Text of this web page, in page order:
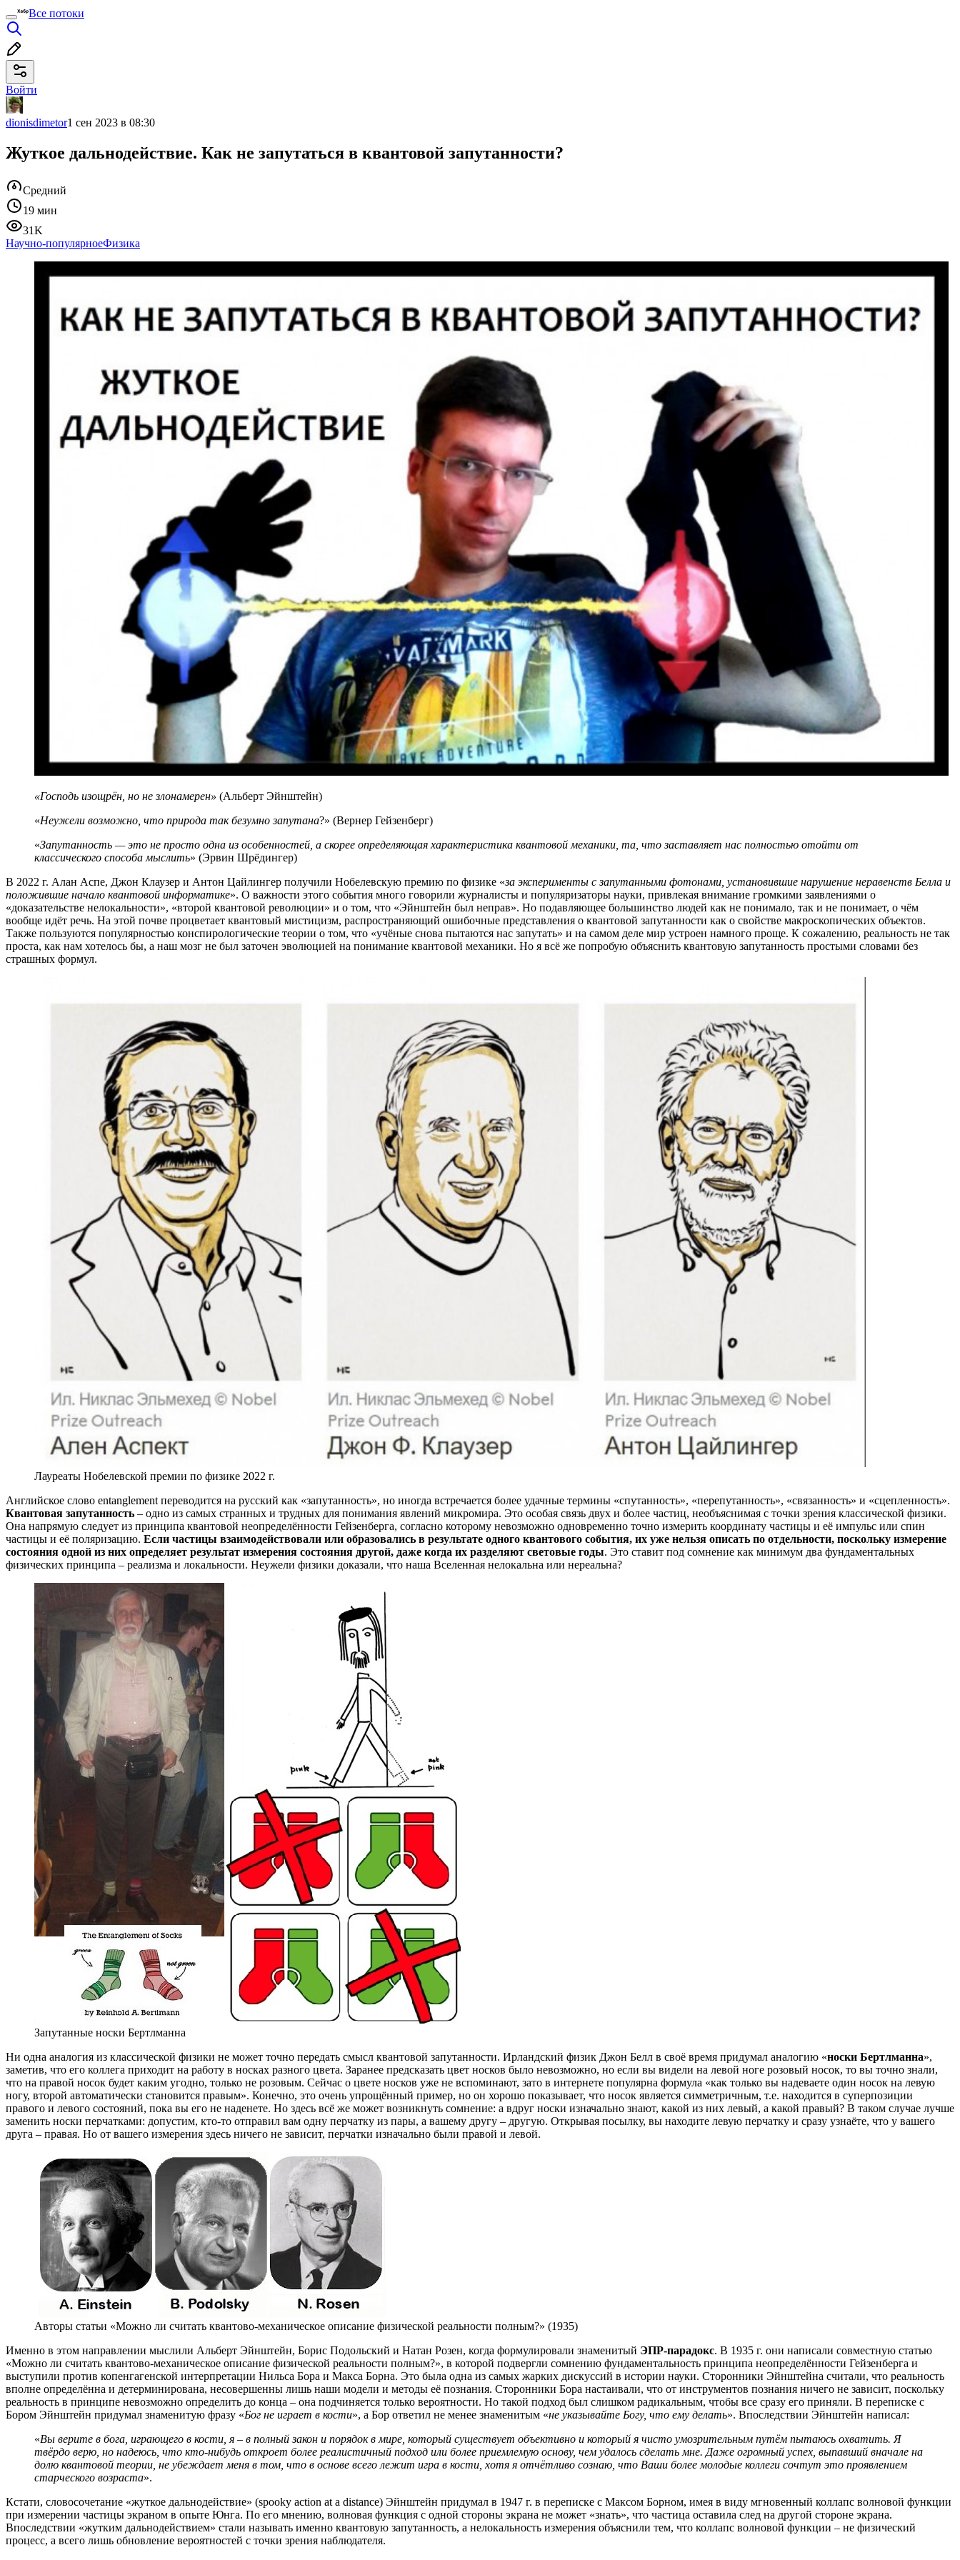
Все потоки
Войти
dionisdimetor1 сен 2023 в 08:30
Жуткое дальнодействие. Как не запутаться в квантовой запутанности?
Средний
19 мин
31K
Научно-популярноеФизика
«Господь изощрён, но не злонамерен» (Альберт Эйнштейн)
«Неужели возможно, что природа так безумно запутана?» (Вернер Гейзенберг)
«Запутанность — это не просто одна из особенностей, а скорее определяющая характеристика квантовой механики, та, что заставляет нас полностью отойти от
классического способа мыслить» (Эрвин Шрёдингер)
В 2022 г. Алан Аспе, Джон Клаузер и Антон Цайлингер получили Нобелевскую премию по физике «за эксперименты с запутанными фотонами, установившие нарушение неравенств Белла и
положившие начало квантовой информатике». О важности этого события много говорили журналисты и популяризаторы науки, привлекая внимание громкими заявлениями о
«доказательстве нелокальности», «второй квантовой революции» и о том, что «Эйнштейн был неправ». Но подавляющее большинство людей как не понимало, так и не понимает, о чём
вообще идёт речь. На этой почве процветает квантовый мистицизм, распространяющий ошибочные представления о квантовой запутанности как о свойстве макроскопических объектов.
Также пользуются популярностью конспирологические теории о том, что «учёные снова пытаются нас запутать» и на самом деле мир устроен намного проще. К сожалению, реальность не так
проста, как нам хотелось бы, а наш мозг не был заточен эволюцией на понимание квантовой механики. Но я всё же попробую объяснить квантовую запутанность простыми словами без
страшных формул.
Лауреаты Нобелевской премии по физике 2022 г.
Английское слово entanglement переводится на русский как «запутанность», но иногда встречается более удачные термины «спутанность», «перепутанность», «связанность» и «сцепленность».
Квантовая запутанность – одно из самых странных и трудных для понимания явлений микромира. Это особая связь двух и более частиц, необъяснимая с точки зрения классической физики.
Она напрямую следует из принципа квантовой неопределённости Гейзенберга, согласно которому невозможно одновременно точно измерить координату частицы и её импульс или спин
частицы и её поляризацию. Если частицы взаимодействовали или образовались в результате одного квантового события, их уже нельзя описать по отдельности, поскольку измерение
состояния одной из них определяет результат измерения состояния другой, даже когда их разделяют световые годы. Это ставит под сомнение как минимум два фундаментальных
физических принципа – реализма и локальности. Неужели физики доказали, что наша Вселенная нелокальна или нереальна?
Запутанные носки Бертлманна
Ни одна аналогия из классической физики не может точно передать смысл квантовой запутанности. Ирландский физик Джон Белл в своё время придумал аналогию «носки Бертлманна»,
заметив, что его коллега приходит на работу в носках разного цвета. Заранее предсказать цвет носков было невозможно, но если вы видели на левой ноге розовый носок, то вы точно знали,
что на правой носок будет каким угодно, только не розовым. Сейчас о цвете носков уже не вспоминают, зато в интернете популярна формула «как только вы надеваете один носок на левую
ногу, второй автоматически становится правым». Конечно, это очень упрощённый пример, но он хорошо показывает, что носок является симметричным, т.е. находится в суперпозиции
правого и левого состояний, пока вы его не наденете. Но здесь всё же может возникнуть сомнение: а вдруг носки изначально знают, какой из них левый, а какой правый? В таком случае лучше
заменить носки перчатками: допустим, кто-то отправил вам одну перчатку из пары, а вашему другу – другую. Открывая посылку, вы находите левую перчатку и сразу узнаёте, что у вашего
друга – правая. Но от вашего измерения здесь ничего не зависит, перчатки изначально были правой и левой.
Авторы статьи «Можно ли считать квантово-механическое описание физической реальности полным?» (1935)
Именно в этом направлении мыслили Альберт Эйнштейн, Борис Подольский и Натан Розен, когда формулировали знаменитый ЭПР-парадокс. В 1935 г. они написали совместную статью
«Можно ли считать квантово-механическое описание физической реальности полным?», в которой подвергли сомнению фундаментальность принципа неопределённости Гейзенберга и
выступили против копенгагенской интерпретации Нильса Бора и Макса Борна. Это была одна из самых жарких дискуссий в истории науки. Сторонники Эйнштейна считали, что реальность
вполне определённа и детерминирована, несовершенны лишь наши модели и методы её познания. Сторонники Бора настаивали, что от инструментов познания ничего не зависит, поскольку
реальность в принципе невозможно определить до конца – она подчиняется только вероятности. Но такой подход был слишком радикальным, чтобы все сразу его приняли. В переписке с
Бором Эйнштейн придумал знаменитую фразу «Бог не играет в кости», а Бор ответил не менее знаменитым «не указывайте Богу, что ему делать». Впоследствии Эйнштейн написал:
«Вы верите в бога, играющего в кости, я – в полный закон и порядок в мире, который существует объективно и который я чисто умозрительным путём пытаюсь охватить. Я
твёрдо верю, но надеюсь, что кто-нибудь откроет более реалистичный подход или более приемлемую основу, чем удалось сделать мне. Даже огромный успех, выпавший вначале на
долю квантовой теории, не убеждает меня в том, что в основе всего лежит игра в кости, хотя я отчётливо сознаю, что Ваши более молодые коллеги сочтут это проявлением
старческого возраста».
Кстати, словосочетание «жуткое дальнодействие» (spooky action at a distance) Эйнштейн придумал в 1947 г. в переписке с Максом Борном, имея в виду мгновенный коллапс волновой функции
при измерении частицы экраном в опыте Юнга. По его мнению, волновая функция с одной стороны экрана не может «знать», что частица оставила след на другой стороне экрана.
Впоследствии «жутким дальнодействием» стали называть именно квантовую запутанность, а нелокальность измерения объяснили тем, что коллапс волновой функции – не физический
процесс, а всего лишь обновление вероятностей с точки зрения наблюдателя.